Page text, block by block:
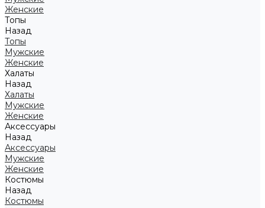
Женские
Топы
Назад
Топы
Мужские
Женские
Халаты
Назад
Халаты
Мужские
Женские
Аксессуары
Назад
Аксессуары
Мужские
Женские
Костюмы
Назад
Костюмы